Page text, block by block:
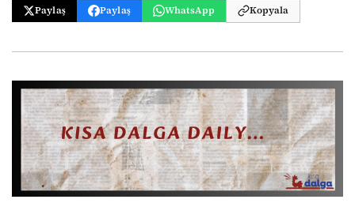
Paylaş Paylaş WhatsApp Kopyala